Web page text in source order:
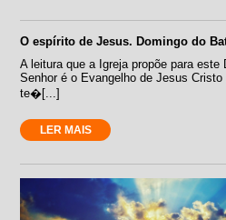
O espírito de Jesus. Domingo do
A leitura que a Igreja propõe para este
Senhor é o Evangelho de Jesus
te�[...]
LER MAIS